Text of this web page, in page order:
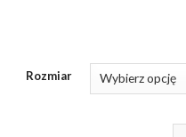
Rozmiar